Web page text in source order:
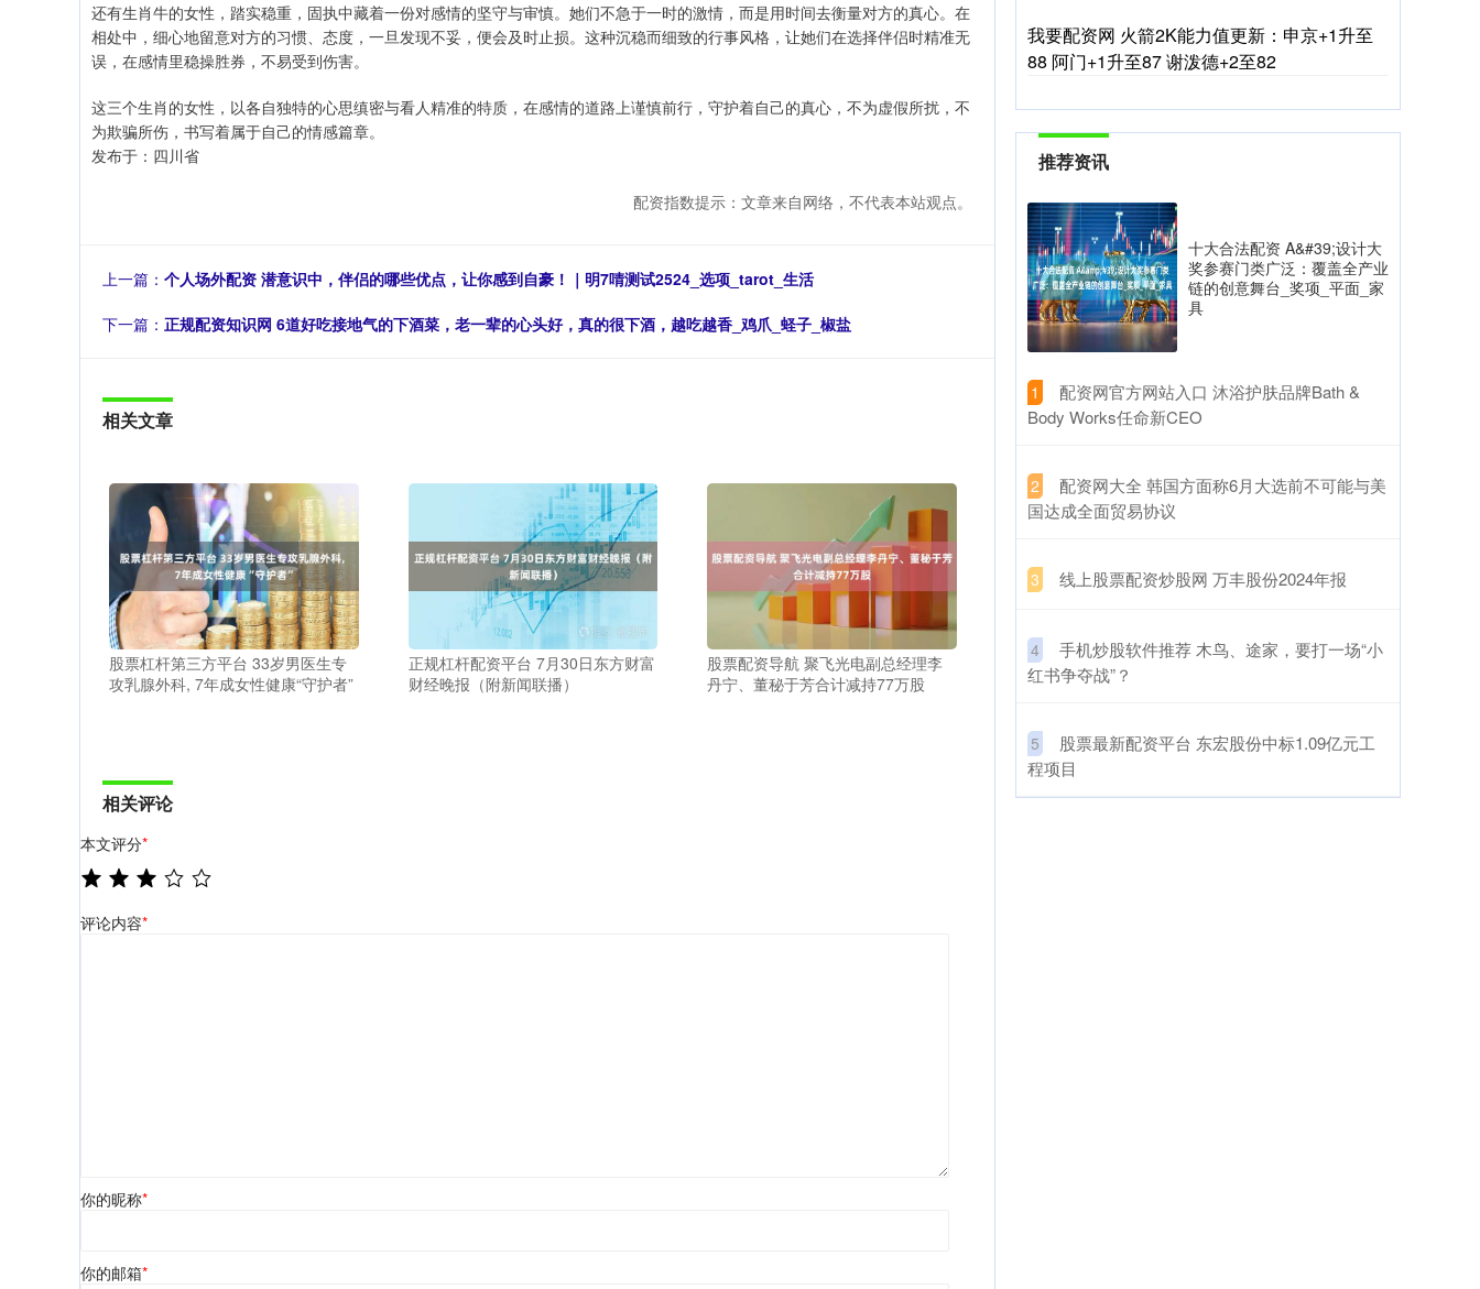
还有生肖牛的女性，踏实稳重，固执中藏着一份对感情的坚守与审慎。她们不急于一时的激情，而是用时间去衡量对方的真心。在
相处中，细心地留意对方的习惯、态度，一旦发现不妥，便会及时止损。这种沉稳而细致的行事风格，让她们在选择伴侣时精准无
误，在感情里稳操胜券，不易受到伤害。
这三个生肖的女性，以各自独特的心思缜密与看人精准的特质，在感情的道路上谨慎前行，守护着自己的真心，不为虚假所扰，不
为欺骗所伤，书写着属于自己的情感篇章。
发布于：四川省
配资指数提示：文章来自网络，不代表本站观点。
上一篇： 个人场外配资 潜意识中，伴侣的哪些优点，让你感到自豪！｜明7啨测试2524_选项_tarot_生活
下一篇： 正规配资知识网 6道好吃接地气的下酒菜，老一辈的心头好，真的很下酒，越吃越香_鸡爪_蛏子_椒盐
相关文章
股票杠杆第三方平台 33岁男医生专
攻乳腺外科, 7年成女性健康“守护者”
正规杠杆配资平台 7月30日东方财富
财经晚报（附新闻联播）
股票配资导航 聚飞光电副总经理李
丹宁、董秘于芳合计减持77万股
相关评论
本文评分*
评论内容*
你的昵称*
你的邮箱*
我要配资网 火箭2K能力值更新：申京+1升至
88 阿门+1升至87 谢泼德+2至82
推荐资讯
十大合法配资 A&#39;设计大
奖参赛门类广泛：覆盖全产业
链的创意舞台_奖项_平面_家
具
1
​配资网官方网站入口 沐浴护肤品牌Bath &
Body Works任命新CEO
2
​配资网大全 韩国方面称6月大选前不可能与美
国达成全面贸易协议
3 ​线上股票配资炒股网 万丰股份2024年报
4
​手机炒股软件推荐 木鸟、途家，要打一场“小
红书争夺战”？
5
​股票最新配资平台 东宏股份中标1.09亿元工
程项目